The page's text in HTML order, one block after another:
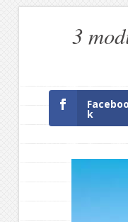
3
k